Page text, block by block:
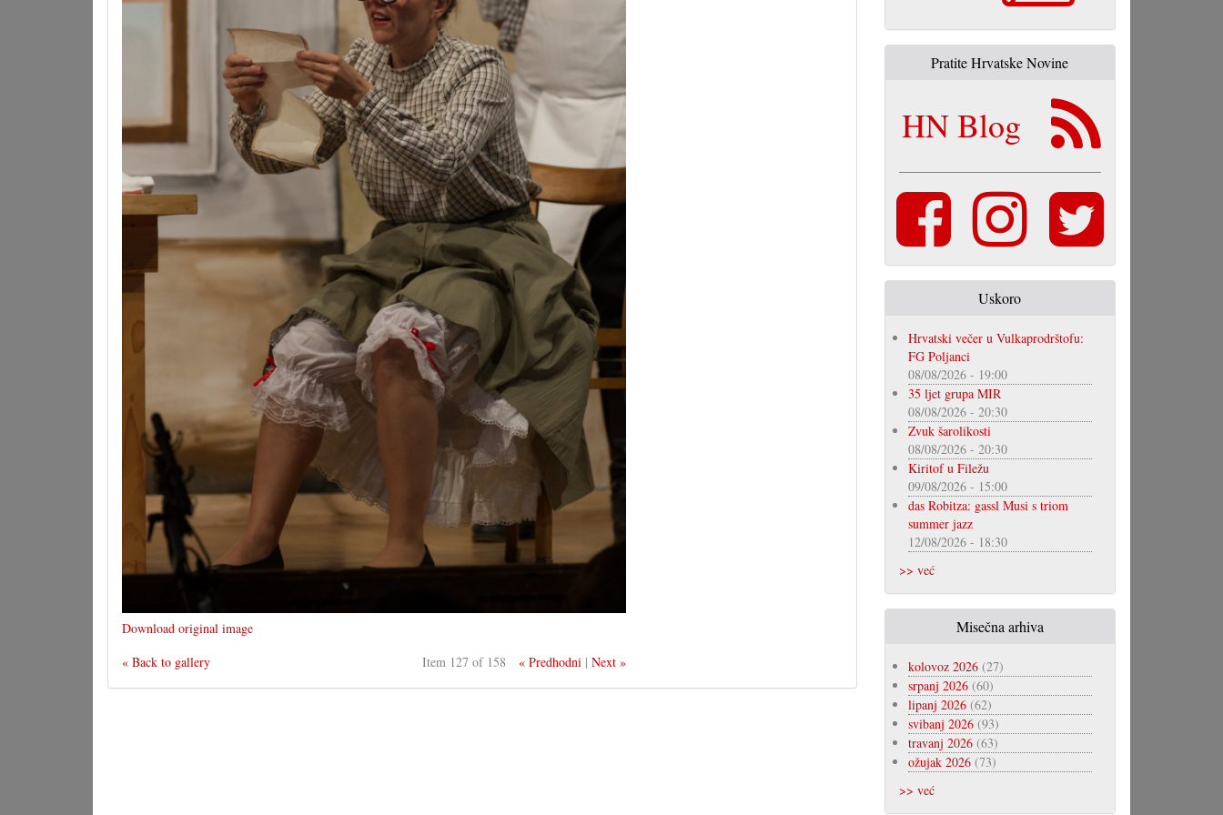
Download original image
« Back to gallery
Item 127 of 158 « Predhodni |Next »
Pratite Hrvatske Novine
HN Blog
Uskoro
Hrvatski večer u Vulkaprodrštofu:
FG Poljanci
08/08/2026 - 19:00
35 ljet grupa MIR
08/08/2026 - 20:30
Zvuk šarolikosti
08/08/2026 - 20:30
Kiritof u Filežu
09/08/2026 - 15:00
das Robitza: gassl Musi s triom
summer jazz
12/08/2026 - 18:30
>> već
Misečna arhiva
kolovoz 2026(27)
srpanj 2026(60)
lipanj 2026(62)
svibanj 2026(93)
travanj 2026(63)
ožujak 2026(73)
>> već